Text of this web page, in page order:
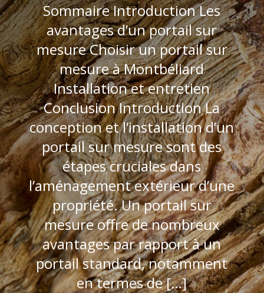
Sommaire Introduction Les
avantages d’un portail sur
mesure Choisir un portail sur
mesure à Montbéliard
Installation et entretien
Conclusion Introduction La
conception et l’installation d’un
portail sur mesure sont des
étapes cruciales dans
l’aménagement extérieur d’une
propriété. Un portail sur
mesure offre de nombreux
avantages par rapport à un
portail standard, notamment
en termes de […]